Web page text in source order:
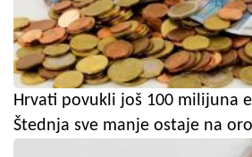
Hrvati povukli još 100 milijuna
Štednja sve manje ostaje na